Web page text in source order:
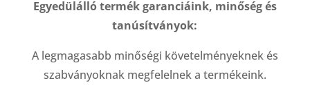
Egyedülálló termék garanciáink, minőség és
tanúsítványok:
A legmagasabb minőségi követelményeknek és
szabványoknak megfelelnek a termékeink.